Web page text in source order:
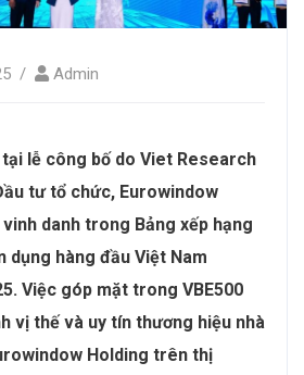
Admin
lễ công bố do Viet Research
tư tổ chức, Eurowindow
danh trong Bảng xếp hạng
dụng hàng đầu Việt Nam
Việc góp mặt trong VBE500
vị thế và uy tín thương hiệu nhà
Holding trên thị